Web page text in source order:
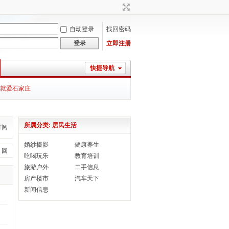
自动登录
找回密码
登录
立即注册
快捷导航
就爱石家庄
所属分类: 居民生活
婚纱摄影
健康养生
吃喝玩乐
教育培训
旅游户外
二手信息
房产楼市
汽车天下
新闻信息